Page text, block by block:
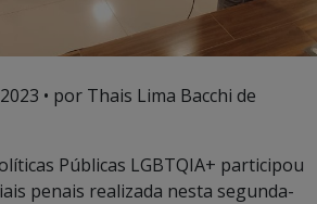
• por Thais Lima Bacchi de
Públicas LGBTQIA+ participou
penais realizada nesta segunda-